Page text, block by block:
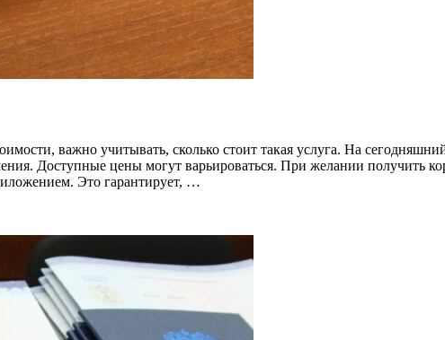
важно учитывать, сколько стоит такая услуга. На
Доступные цены могут варьироваться. При желании получить
Это гарантирует, …